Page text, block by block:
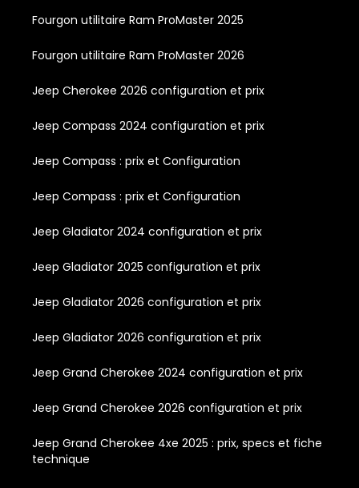
Fourgon utilitaire Ram ProMaster 2025
Fourgon utilitaire Ram ProMaster 2026
Jeep Cherokee 2026 configuration et prix
Jeep Compass 2024 configuration et prix
Jeep Compass : prix et Configuration
Jeep Compass : prix et Configuration
Jeep Gladiator 2024 configuration et prix
Jeep Gladiator 2025 configuration et prix
Jeep Gladiator 2026 configuration et prix
Jeep Gladiator 2026 configuration et prix
Jeep Grand Cherokee 2024 configuration et prix
Jeep Grand Cherokee 2026 configuration et prix
Jeep Grand Cherokee 4xe 2025 : prix, specs et fiche
technique